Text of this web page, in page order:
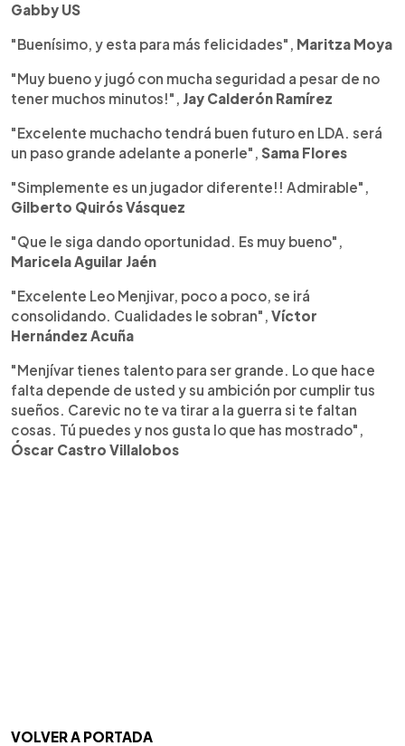
Gabby US
"Buenísimo, y esta para más felicidades", Maritza Moya
"Muy bueno y jugó con mucha seguridad a pesar de no
tener muchos minutos!", Jay Calderón Ramírez
"Excelente muchacho tendrá buen futuro en LDA. será
un paso grande adelante a ponerle", Sama Flores
"Simplemente es un jugador diferente!! Admirable",
Gilberto Quirós Vásquez
"Que le siga dando oportunidad. Es muy bueno",
Maricela Aguilar Jaén
"Excelente Leo Menjivar, poco a poco, se irá
consolidando. Cualidades le sobran", Víctor
Hernández Acuña
"Menjívar tienes talento para ser grande. Lo que hace
falta depende de usted y su ambición por cumplir tus
sueños. Carevic no te va tirar a la guerra si te faltan
cosas. Tú puedes y nos gusta lo que has mostrado",
Óscar Castro Villalobos
VOLVER A PORTADA